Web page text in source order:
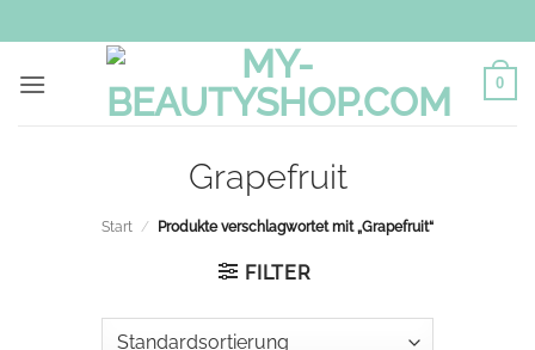
Inhalt
springen
0
Grapefruit
Start / Produkte verschlagwortet mit „Grapefruit“
FILTER